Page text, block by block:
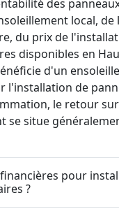
des
local,
du prix de
disponibles en
d'un
l'installation de
le retour sur
se situe
pour
?